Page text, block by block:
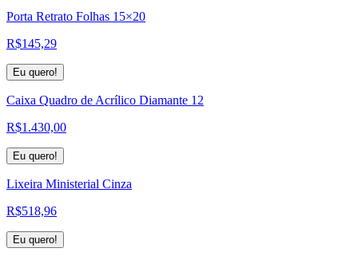
Porta Retrato Folhas 15×20
R$145,29
Eu quero!
Caixa Quadro de Acrílico Diamante 12
R$1.430,00
Eu quero!
Lixeira Ministerial Cinza
R$518,96
Eu quero!